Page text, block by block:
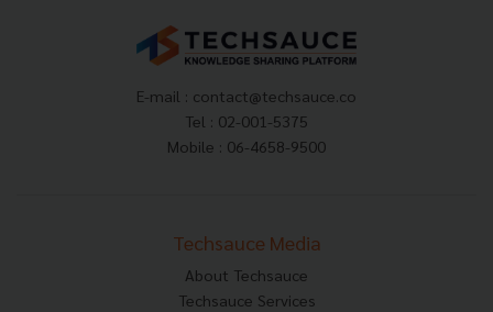
E-mail : contact@techsauce.co
Tel : 02-001-5375
Mobile : 06-4658-9500
Techsauce Media
About Techsauce
Techsauce Services